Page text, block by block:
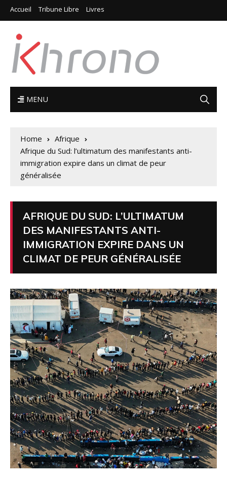
Accueil Tribune Libre Livres
MENU
Home
Afrique
Afrique du Sud: l’ultimatum des manifestants anti-
immigration expire dans un climat de peur
généralisée
AFRIQUE DU SUD: L’ULTIMATUM
DES MANIFESTANTS ANTI-
IMMIGRATION EXPIRE DANS UN
CLIMAT DE PEUR GÉNÉRALISÉE